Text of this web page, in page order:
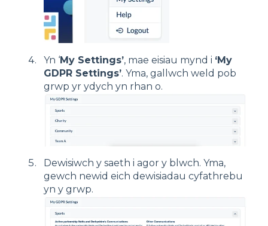
Yn ‘My Settings’, mae eisiau mynd i ‘My
GDPR Settings’. Yma, gallwch weld pob
grwp yr ydych yn rhan o.
Dewisiwch y saeth i agor y blwch. Yma,
gewch newid eich dewisiadau cyfathrebu
yn y grwp.